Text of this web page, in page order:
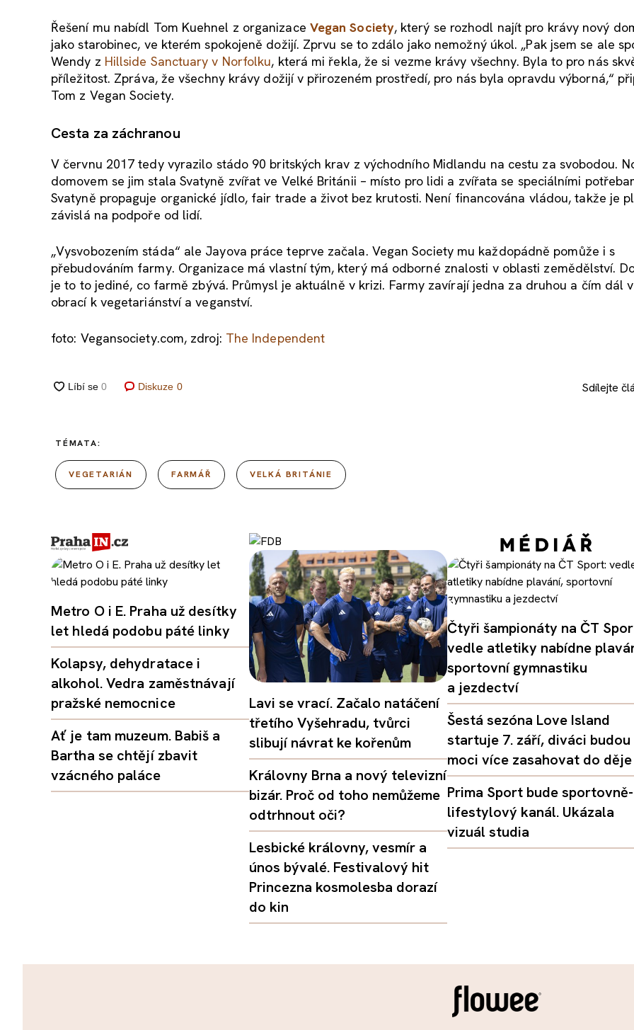
Řešení mu nabídl Tom Kuehnel z organizace Vegan Society, který se rozhodl najít pro krávy nový
jako starobinec, ve kterém spokojeně dožijí. Zprvu se to zdálo jako nemožný úkol. „Pak jsem se ale
Wendy z Hillside Sanctuary v Norfolku, která mi řekla, že si vezme krávy všechny. Byla to pro nás
příležitost. Zpráva, že všechny krávy dožijí v přirozeném prostředí, pro nás byla opravdu výborná,“
Tom z Vegan Society.
Cesta za záchranou
V červnu 2017 tedy vyrazilo stádo 90 britských krav z východního Midlandu na cestu za svobodou.
domovem se jim stala Svatyně zvířat ve Velké Británii – místo pro lidi a zvířata se speciálními
Svatyně propaguje organické jídlo, fair trade a život bez krutosti. Není financována vládou, takže je
závislá na podpoře od lidí.
„Vysvobozením stáda“ ale Jayova práce teprve začala. Vegan Society mu každopádně pomůže i s
přebudováním farmy. Organizace má vlastní tým, který má odborné znalosti v oblasti zemědělství.
je to to jediné, co farmě zbývá. Průmysl je aktuálně v krizi. Farmy zavírají jedna za druhou a čím dál
obrací k vegetariánství a veganství.
foto: Vegansociety.com, zdroj: The Independent
Diskuze 0 Sdílejte
TÉMATA:
VEGETARIÁN FARMÁŘ VELKÁ BRITÁNIE
Metro O i E. Praha už desítky
let hledá podobu páté linky
Kolapsy, dehydratace i
alkohol. Vedra zaměstnávají
pražské nemocnice
Ať je tam muzeum. Babiš a
Bartha se chtějí zbavit
vzácného paláce
Lavi se vrací. Začalo natáčení
třetího Vyšehradu, tvůrci
slibují návrat ke kořenům
Královny Brna a nový televizní
bizár. Proč od toho nemůžeme
odtrhnout oči?
Lesbické královny, vesmír a
únos bývalé. Festivalový hit
Princezna kosmolesba dorazí
do kin
Čtyři šampionáty na ČT
vedle atletiky nabídne
sportovní gymnastiku
a jezdectví
Šestá sezóna Love Island
startuje 7. září, diváci budou
moci více zasahovat do děje
Prima Sport bude sportovně-
lifestylový kanál. Ukázala
vizuál studia